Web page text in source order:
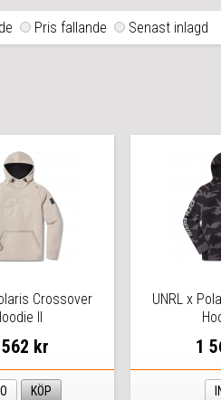
Pris fallande Senast inlagd
Crossover
II
kr
KÖP
UNRL x
1